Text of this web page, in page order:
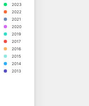
2023
2022
2021
2020
2019
2017
2016
2015
2014
2013